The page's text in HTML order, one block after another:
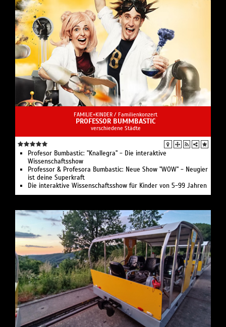
FAMILIE+KINDER / Familienkonzert
PROFESSOR BUMMBASTIC
verschiedene Städte
Profesor Bumbastic: "Knallegra" - Die interaktive
Wissenschaftsshow
Professor & Profesora Bumbastic: Neue Show "WOW" - Neugier
ist deine Superkraft
Die interaktive Wissenschaftsshow für Kinder von 5-99 Jahren